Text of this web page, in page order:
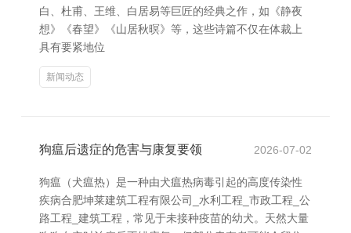
白、杜甫、王维、白居易等巨匠的经典之作，如《静夜
想》《春望》《山居秋暝》等，这些诗篇不仅在体裁上
具有要紧地位
新闻动态
狗瘟后遗症的危害与康复要领 2026-07-02
狗瘟（犬瘟热）是一种由犬瘟热病毒引起的高度传染性
疾病合肥坤莱建筑工程有限公司_水利工程_市政工程_公
路工程_建筑工程，常见于未接种疫苗的幼犬。天然大量